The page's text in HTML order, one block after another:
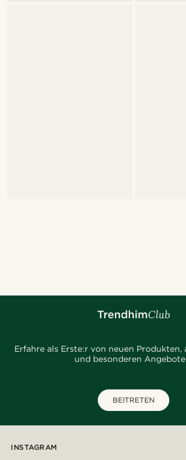
Erfahre als Erste:r von neuen Produkten,
und besonderen
BEITRETEN
INSTAGRAM